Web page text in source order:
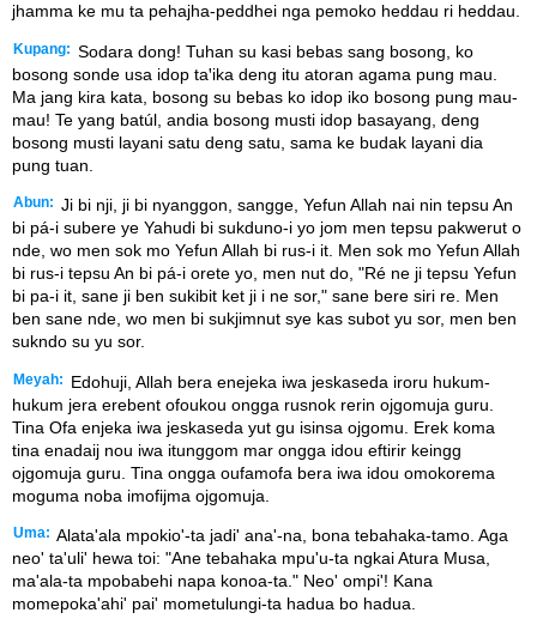
jhamma ke mu ta pehajha-peddhei nga pemoko heddau ri heddau.
Kupang: Sodara dong! Tuhan su kasi bebas sang bosong, ko
bosong sonde usa idop taꞌika deng itu atoran agama pung mau.
Ma jang kira kata, bosong su bebas ko idop iko bosong pung mau-
mau! Te yang batúl, andia bosong musti idop basayang, deng
bosong musti layani satu deng satu, sama ke budak layani dia
pung tuan.
Abun: Ji bi nji, ji bi nyanggon, sangge, Yefun Allah nai nin tepsu An
bi pá-i subere ye Yahudi bi sukduno-i yo jom men tepsu pakwerut o
nde, wo men sok mo Yefun Allah bi rus-i it. Men sok mo Yefun Allah
bi rus-i tepsu An bi pá-i orete yo, men nut do, "Ré ne ji tepsu Yefun
bi pa-i it, sane ji ben sukibit ket ji i ne sor," sane bere siri re. Men
ben sane nde, wo men bi sukjimnut sye kas subot yu sor, men ben
sukndo su yu sor.
Meyah:
Edohuji, Allah bera enejeka iwa jeskaseda iroru hukum-
hukum jera erebent ofoukou ongga rusnok rerin ojgomuja guru.
Tina Ofa enjeka iwa jeskaseda yut gu isinsa ojgomu. Erek koma
tina enadaij nou iwa itunggom mar ongga idou eftirir keingg
ojgomuja guru. Tina ongga oufamofa bera iwa idou omokorema
moguma noba imofijma ojgomuja.
Uma: Alata'ala mpokio'-ta jadi' ana'-na, bona tebahaka-tamo. Aga
neo' ta'uli' hewa toi: "Ane tebahaka mpu'u-ta ngkai Atura Musa,
ma'ala-ta mpobabehi napa konoa-ta." Neo' ompi'! Kana
momepoka'ahi' pai' mometulungi-ta hadua bo hadua.